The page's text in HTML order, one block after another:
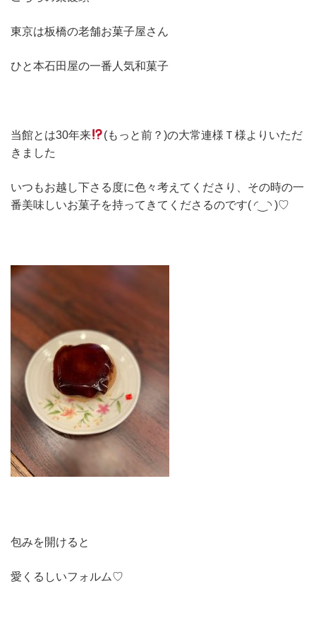
東京は板橋の老舗お菓子屋さん
ひと本石田屋の一番人気和菓子
当館とは30年来
(もっと前？)の大常連様Ｔ様よりいただ
きました
いつもお越し下さる度に色々考えてくださり、その時の一
番美味しいお菓子を持ってきてくださるのです( ◜‿◝ )♡
包みを開けると
愛くるしいフォルム♡